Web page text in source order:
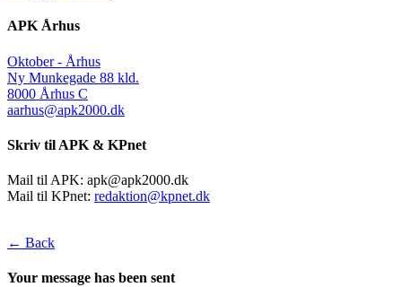
APK Århus
Oktober - Århus
Ny Munkegade 88 kld.
8000 Århus C
aarhus@apk2000.dk
Skriv til APK & KPnet
Mail til APK: apk@apk2000.dk
Mail til KPnet: redaktion@kpnet.dk
← Back
Your message has been sent